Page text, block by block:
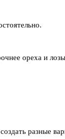
ореха и
разные